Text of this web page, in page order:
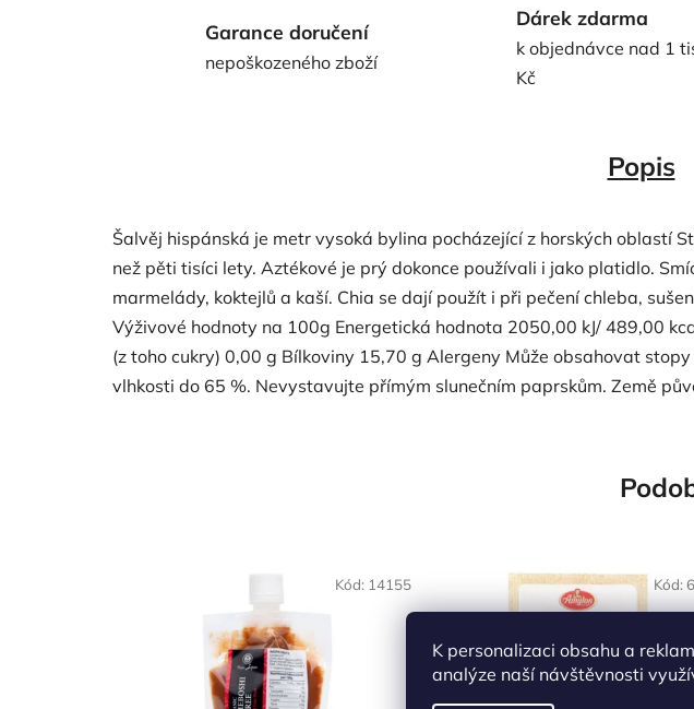
K personalizaci obsahu a
analýze naší návštěvnosti
Garance doručení
nepoškozeného zboží
Dárek zdarma
k objednávce nad 1
Kč
Popis
Šalvěj hispánská je metr vysoká bylina pocházející z horských oblastí
než pěti tisíci lety. Aztékové je prý dokonce používali i jako platidlo.
marmelády, koktejlů a kaší. Chia se dají použít i při pečení chleba,
Výživové hodnoty na 100g Energetická hodnota 2050,00 kJ/ 489,00
(z toho cukry) 0,00 g Bílkoviny 15,70 g Alergeny Může obsahovat
vlhkosti do 65 %. Nevystavujte přímým slunečním paprskům. Země
Kód: 14155 Kód: